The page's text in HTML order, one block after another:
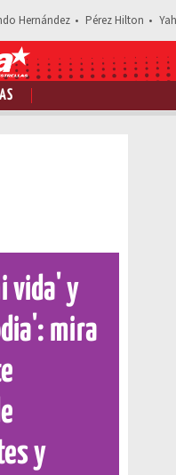
Hernández Pérez Hilton
Comparte esta noticia
vida' y
mira
y